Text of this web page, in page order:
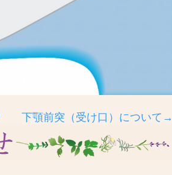
下顎前突（受け口）について→